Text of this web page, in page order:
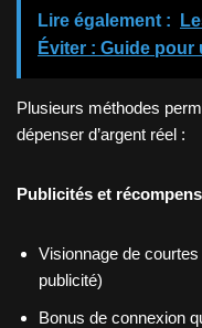
Lire également :
Éviter : Guide pour
Plusieurs méthodes
dépenser d’argent réel :
Publicités et
Visionnage de
publicité)
Bonus de connexion